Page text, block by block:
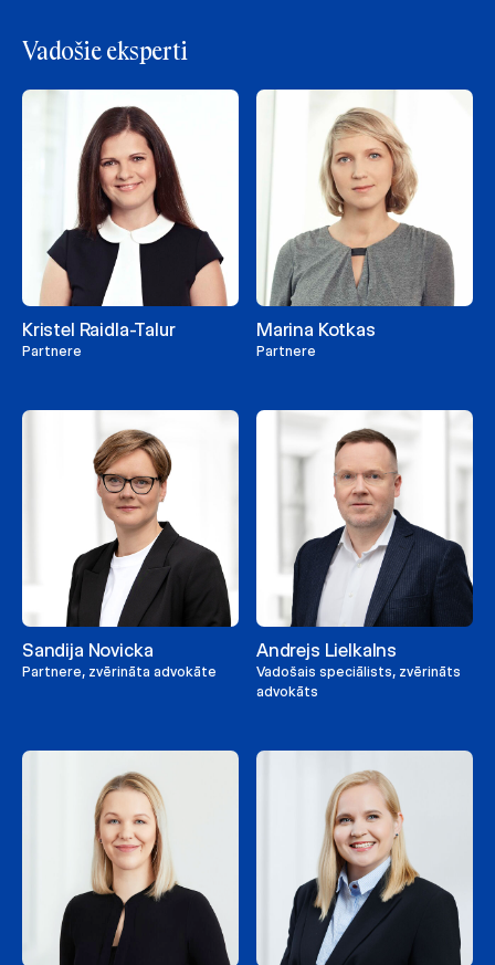
Vadošie eksperti
Kristel Raidla-Talur
Partnere
Marina Kotkas
Partnere
Sandija Novicka
Partnere, zvērināta advokāte
Andrejs Lielkalns
Vadošais speciālists, zvērināts
advokāts